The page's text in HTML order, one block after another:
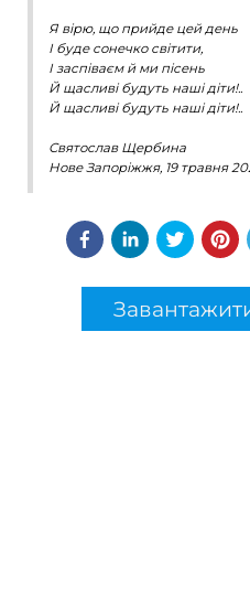
Я вірю, що прийде цей день
І буде сонечко світити,
І заспіваєм й ми пісень
Й щасливі будуть наші діти!..
Й щасливі будуть наші діти!..
Святослав Щербина
Нове Запоріжжя, 19 травня